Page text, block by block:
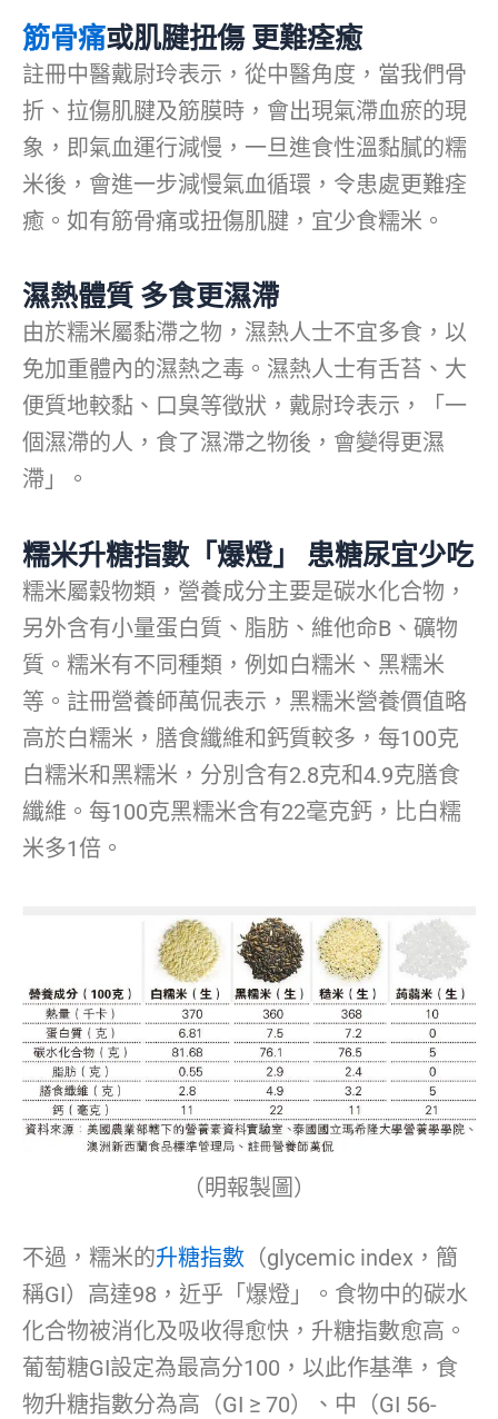
筋骨痛或肌腱扭傷 更難痊癒
註冊中醫戴尉玲表示，從中醫角度，當我們骨
折、拉傷肌腱及筋膜時，會出現氣滯血瘀的現
象，即氣血運行減慢，一旦進食性溫黏膩的糯
米後，會進一步減慢氣血循環，令患處更難痊
癒。如有筋骨痛或扭傷肌腱，宜少食糯米。
濕熱體質 多食更濕滯
由於糯米屬黏滯之物，濕熱人士不宜多食，以
免加重體內的濕熱之毒。濕熱人士有舌苔、大
便質地較黏、口臭等徵狀，戴尉玲表示，「一
個濕滯的人，食了濕滯之物後，會變得更濕
滯」。
糯米升糖指數「爆燈」 患糖尿宜少吃
糯米屬穀物類，營養成分主要是碳水化合物，
另外含有小量蛋白質、脂肪、維他命B、礦物
質。糯米有不同種類，例如白糯米、黑糯米
等。註冊營養師萬侃表示，黑糯米營養價值略
高於白糯米，膳食纖維和鈣質較多，每100克
白糯米和黑糯米，分別含有2.8克和4.9克膳食
纖維。每100克黑糯米含有22毫克鈣，比白糯
米多1倍。
（明報製圖）
不過，糯米的升糖指數 （glycemic index，簡
稱GI）高達98，近乎「爆燈」。食物中的碳水
化合物被消化及吸收得愈快，升糖指數愈高。
葡萄糖GI設定為最高分100，以此作基準，食
物升糖指數分為高（GI ≥ 70）、中（GI 56-